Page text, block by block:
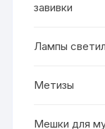
завивки
Лампы
Метизы
Мешки для